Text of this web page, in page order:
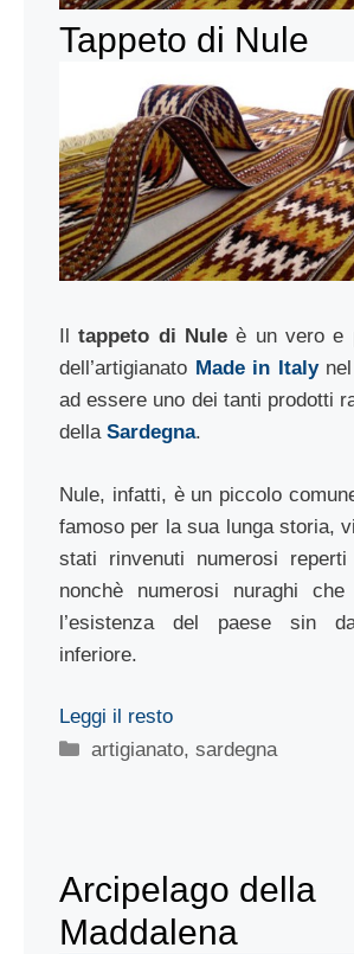
Tappeto di Nule
Iltappeto di Nule è un vero e
dell’artigianato Made in Italynel
ad essere uno dei tanti prodotti
della Sardegna.
Nule, infatti, è un piccolo
famoso per la sua lunga storia,
stati rinvenuti numerosi reperti
nonchè numerosi nuraghi che
l’esistenza del paese sin
inferiore.
Leggi il resto
Categorie
artigianato,sardegna
Arcipelago della
Maddalena